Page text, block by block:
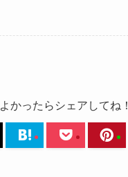
よかったらシェアしてね！